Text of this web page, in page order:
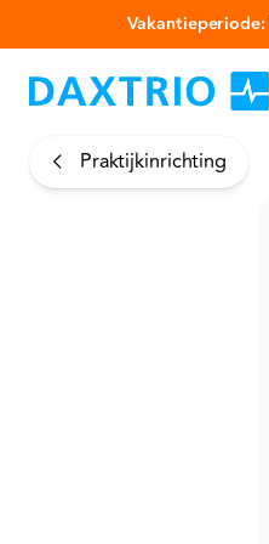
Vakantieperiode:
Praktijkinrichting